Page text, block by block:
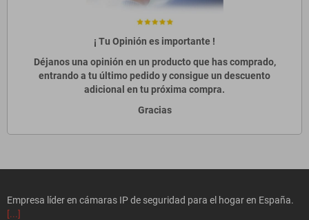
¡ Tu Opinión es importante !
Déjanos una opinión en un producto que has comprado,
entrando a tu último pedido y consigue un descuento
adicional en tu próxima compra.
Gracias
Empresa líder en cámaras IP de seguridad para el hogar en España.
[...]